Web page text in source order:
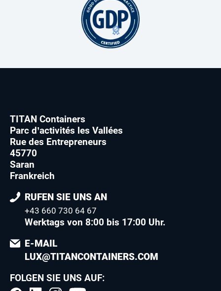
TITAN Containers
Parc d’activités les Vallées
Rue des Entrepreneurs
45770
Saran
Frankreich
RUFEN SIE UNS AN
+43 660 730 64 67
Werktags von 8:00 bis 17:00 Uhr.
E-MAIL
LUX@TITANCONTAINERS.COM
FOLGEN SIE UNS AUF: